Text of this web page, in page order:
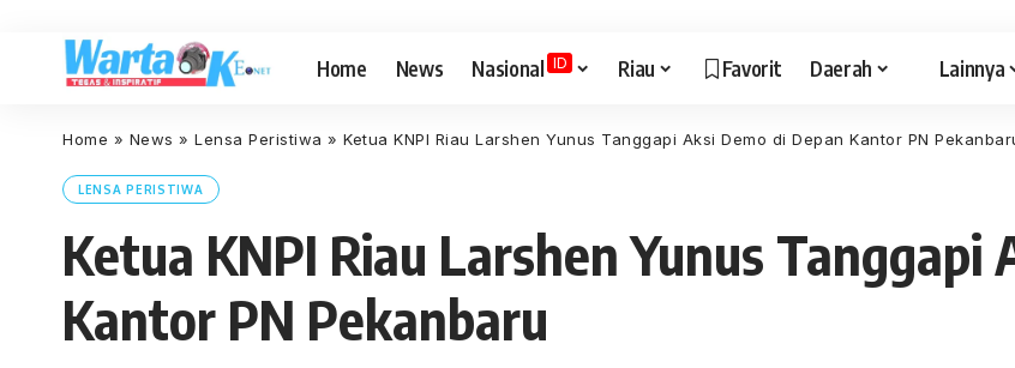
Home News Nasional ID Riau Favorit Daerah Lainnya
Home » News » Lensa Peristiwa » Ketua KNPI Riau Larshen Yunus Tanggapi Aksi Demo di Depan Kantor PN
LENSA PERISTIWA
Ketua KNPI Riau Larshen Yunus Tanggapi
Kantor PN Pekanbaru